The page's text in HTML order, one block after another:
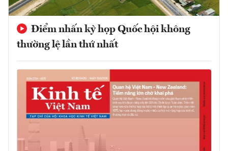
Điểm nhấn kỳ họp Quốc hội không
thường lệ lần thứ nhất